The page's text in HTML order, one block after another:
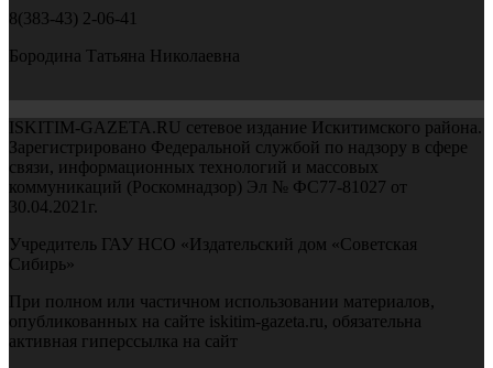
8(383-43) 2-06-41
Бородина Татьяна Николаевна
ISKITIM-GAZETA.RU сетевое издание Искитимского района.
Зарегистрировано Федеральной службой по надзору в сфере
связи, информационных технологий и массовых
коммуникаций (Роскомнадзор) Эл № ФС77-81027 от
30.04.2021г.
Учредитель ГАУ НСО «Издательский дом «Советская
Сибирь»
При полном или частичном использовании материалов,
опубликованных на сайте iskitim-gazeta.ru, обязательна
активная гиперссылка на сайт